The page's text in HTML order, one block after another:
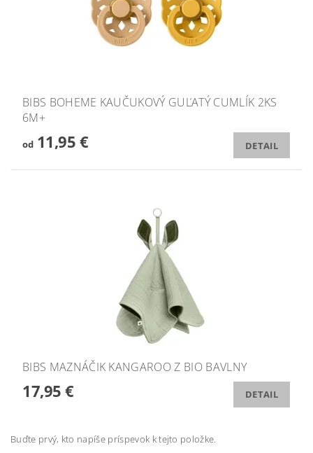
BIBS BOHEME KAUČUKOVÝ GUĽATÝ CUMLÍK 2KS
6M+
od11,95 € DETAIL
BIBS MAZNÁČIK KANGAROO Z BIO BAVLNY
17,95 € DETAIL
Buďte prvý, kto napíše príspevok k tejto položke.